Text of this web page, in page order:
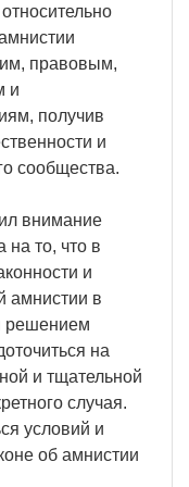
правовым,
и
получив
и
сообщества.
внимание
на то, что в
и
амнистии в
решением
на
и тщательной
случая.
условий и
об амнистии